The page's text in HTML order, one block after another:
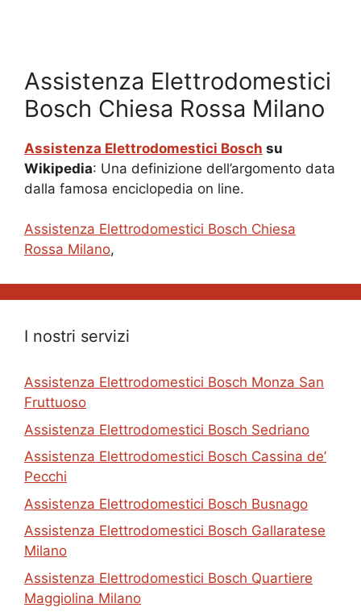
Assistenza Elettrodomestici
Bosch Chiesa Rossa Milano
Assistenza Elettrodomestici Bosch su
Wikipedia: Una definizione dell’argomento data
dalla famosa enciclopedia on line.
Assistenza Elettrodomestici Bosch Chiesa
Rossa Milano,
I nostri servizi
Assistenza Elettrodomestici Bosch Monza San
Fruttuoso
Assistenza Elettrodomestici Bosch Sedriano
Assistenza Elettrodomestici Bosch Cassina de’
Pecchi
Assistenza Elettrodomestici Bosch Busnago
Assistenza Elettrodomestici Bosch Gallaratese
Milano
Assistenza Elettrodomestici Bosch Quartiere
Maggiolina Milano